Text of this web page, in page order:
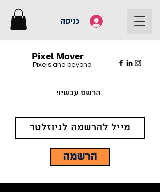
כניסה
Pixel Mover
Pixels and beyond
הרשם עכשיו!
הרשמה